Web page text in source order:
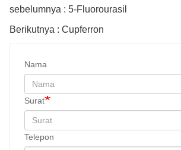
sebelumnya : 5-Fluorourasil
Berikutnya : Cupferron
Nama
Surat
Telepon